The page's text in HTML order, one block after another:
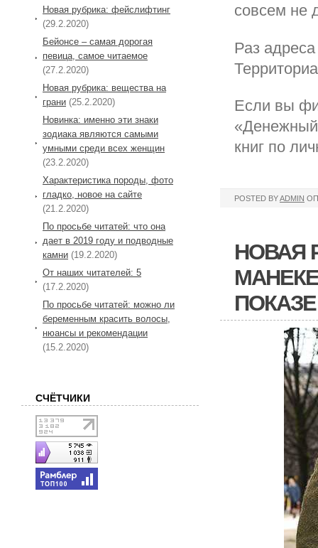
совсем не
Раз
Если вы
книг по
POSTED BYADMIN
НОВАЯ
Новая рубрика: фейслифтинг
(29.2.2020)
Бейонсе – самая дорогая
певица, самое читаемое
(27.2.2020)
Новая рубрика: вещества на
грани (25.2.2020)
Новинка: именно эти знаки
зодиака являются самыми
умными среди всех женщин
(23.2.2020)
Характеристика породы, фото
гладко, новое на сайте
(21.2.2020)
По просьбе читатей: что она
дает в 2019 году и подводные
камни (19.2.2020)
От наших читателей: 5
(17.2.2020)
По просьбе читатей: можно ли
беременным красить волосы,
нюансы и рекомендации
(15.2.2020)
СЧЁТЧИКИ